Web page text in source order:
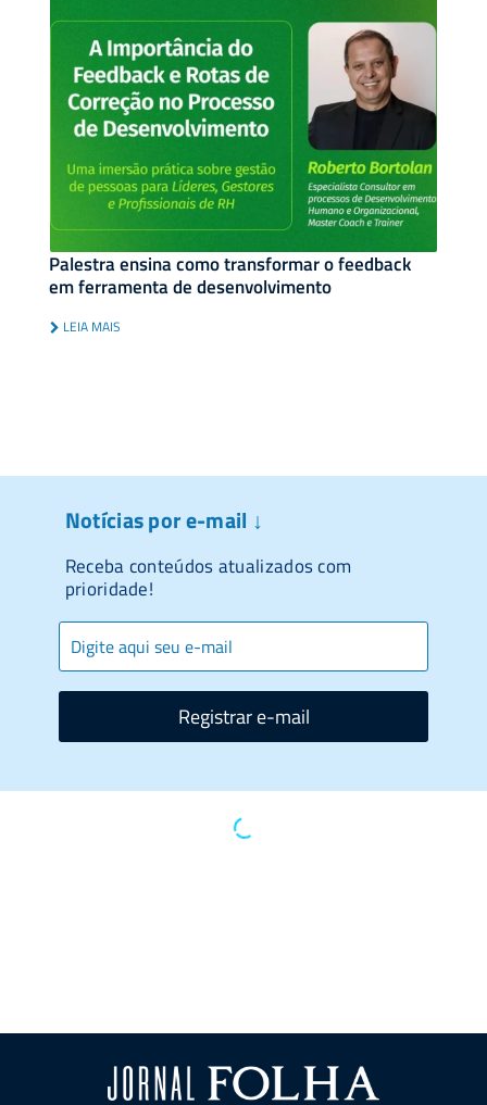
Palestra ensina como transformar o feedback
em ferramenta de desenvolvimento
LEIA MAIS
Notícias por e-mail ↓
Receba conteúdos atualizados com
prioridade!
Registrar e-mail